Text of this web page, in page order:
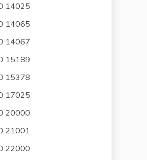
14025
14065
14067
15189
15378
17025
20000
21001
22000